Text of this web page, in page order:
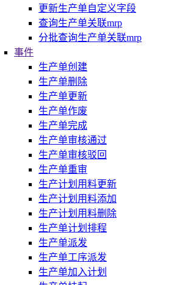
更新生产单自定义字段
查询生产单关联mrp
分批查询生产单关联mrp
事件
生产单创建
生产单删除
生产单更新
生产单作废
生产单完成
生产单审核通过
生产单审核驳回
生产单重审
生产计划用料更新
生产计划用料添加
生产计划用料删除
生产单计划排程
生产单派发
生产单工序派发
生产单加入计划